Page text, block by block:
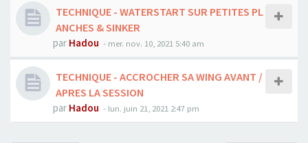
TECHNIQUE - WATERSTART SUR PETITES PL
ANCHES & SINKER
par Hadou - mer. nov. 10, 2021 5:40 am
TECHNIQUE - ACCROCHER SA WING AVANT /
APRES LA SESSION
par Hadou - lun. juin 21, 2021 2:47 pm